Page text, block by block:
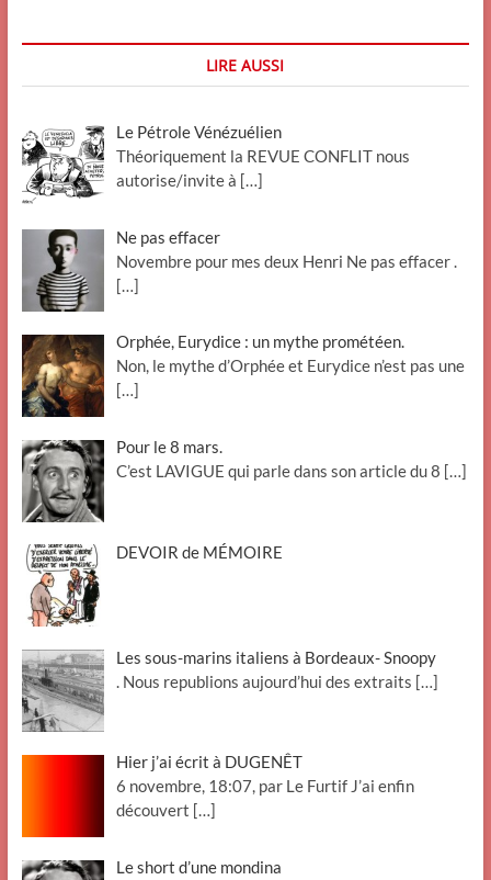
ce
siècle
?
LIRE AUSSI
Le Pétrole Vénézuélien
Théoriquement la REVUE CONFLIT nous
autorise/invite à […]
Ne pas effacer
Novembre pour mes deux Henri Ne pas effacer .
[…]
Orphée, Eurydice : un mythe prométéen.
Non, le mythe d’Orphée et Eurydice n’est pas une
[…]
Pour le 8 mars.
C’est LAVIGUE qui parle dans son article du 8 […]
DEVOIR de MÉMOIRE
Les sous-marins italiens à Bordeaux- Snoopy
. Nous republions aujourd’hui des extraits […]
Hier j’ai écrit à DUGENÊT
6 novembre, 18:07, par Le Furtif J’ai enfin
découvert […]
Le short d’une mondina